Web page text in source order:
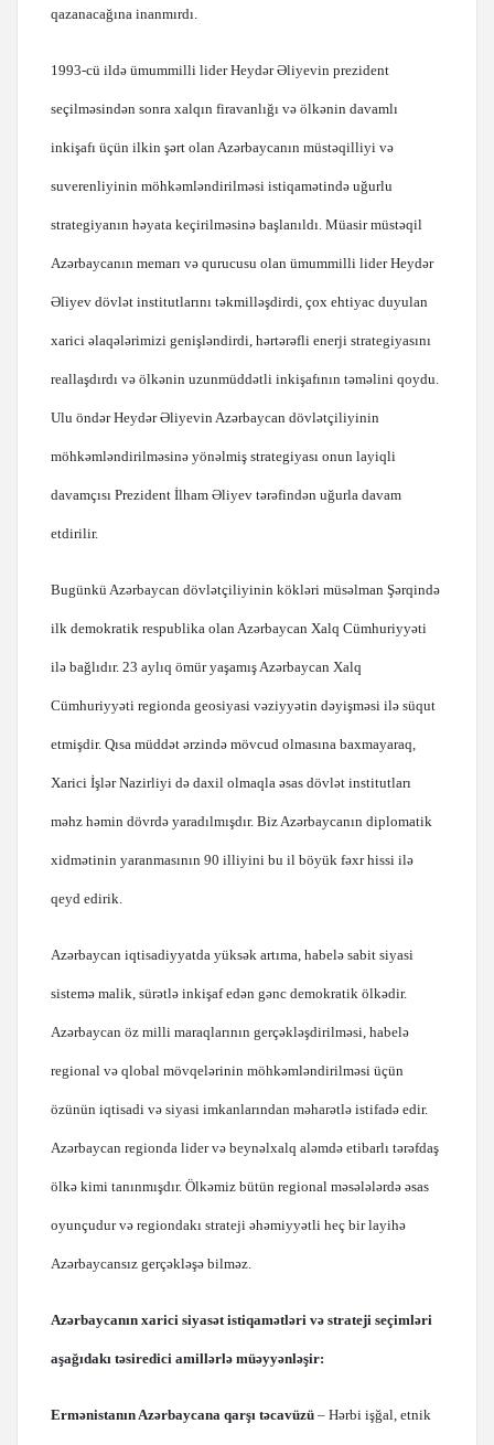
qazanacağına inanmırdı.
1993-cü ildə ümummilli lider Heydər Əliyevin prezident
seçilməsindən sonra xalqın firavanlığı və ölkənin davamlı
inkişafı üçün ilkin şərt olan Azərbaycanın müstəqilliyi və
suverenliyinin möhkəmləndirilməsi istiqamətində uğurlu
strategiyanın həyata keçirilməsinə başlanıldı. Müasir müstəqil
Azərbaycanın memarı və qurucusu olan ümummilli lider Heydər
Əliyev dövlət institutlarını təkmilləşdirdi, çox ehtiyac duyulan
xarici əlaqələrimizi genişləndirdi, hərtərəfli enerji strategiyasını
reallaşdırdı və ölkənin uzunmüddətli inkişafının təməlini qoydu.
Ulu öndər Heydər Əliyevin Azərbaycan dövlətçiliyinin
möhkəmləndirilməsinə yönəlmiş strategiyası onun layiqli
davamçısı Prezident İlham Əliyev tərəfindən uğurla davam
etdirilir.
Bugünkü Azərbaycan dövlətçiliyinin kökləri müsəlman Şərqində
ilk demokratik respublika olan Azərbaycan Xalq Cümhuriyyəti
ilə bağlıdır. 23 aylıq ömür yaşamış Azərbaycan Xalq
Cümhuriyyəti regionda geosiyasi vəziyyətin dəyişməsi ilə süqut
etmişdir. Qısa müddət ərzində mövcud olmasına baxmayaraq,
Xarici İşlər Nazirliyi də daxil olmaqla əsas dövlət institutları
məhz həmin dövrdə yaradılmışdır. Biz Azərbaycanın diplomatik
xidmətinin yaranmasının 90 illiyini bu il böyük fəxr hissi ilə
qeyd edirik.
Azərbaycan iqtisadiyyatda yüksək artıma, habelə sabit siyasi
sistemə malik, sürətlə inkişaf edən gənc demokratik ölkədir.
Azərbaycan öz milli maraqlarının gerçəkləşdirilməsi, habelə
regional və qlobal mövqelərinin möhkəmləndirilməsi üçün
özünün iqtisadi və siyasi imkanlarından məharətlə istifadə edir.
Azərbaycan regionda lider və beynəlxalq aləmdə etibarlı tərəfdaş
ölkə kimi tanınmışdır. Ölkəmiz bütün regional məsələlərdə əsas
oyunçudur və regiondakı strateji əhəmiyyətli heç bir layihə
Azərbaycansız gerçəkləşə bilməz.
Azərbaycanın xarici siyasət istiqamətləri və strateji seçimləri
aşağıdakı təsiredici amillərlə müəyyənləşir:
Ermənistanın Azərbaycana qarşı təcavüzü – Hərbi işğal, etnik